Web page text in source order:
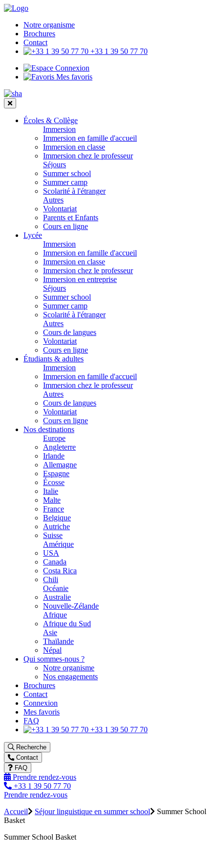
Notre organisme
Brochures
Contact
+33 1 39 50 77 70
Connexion
Mes favoris
Écoles & Collège
Immersion
Immersion en famille d'accueil
Immersion en classe
Immersion chez le professeur
Séjours
Summer school
Summer camp
Scolarité à l'étranger
Autres
Volontariat
Parents et Enfants
Cours en ligne
Lycée
Immersion
Immersion en famille d'accueil
Immersion en classe
Immersion chez le professeur
Immersion en entreprise
Séjours
Summer school
Summer camp
Scolarité à l'étranger
Autres
Cours de langues
Volontariat
Cours en ligne
Étudiants & adultes
Immersion
Immersion en famille d'accueil
Immersion chez le professeur
Autres
Cours de langues
Volontariat
Cours en ligne
Nos destinations
Europe
Angleterre
Irlande
Allemagne
Espagne
Écosse
Italie
Malte
France
Belgique
Autriche
Suisse
Amérique
USA
Canada
Costa Rica
Chili
Océanie
Australie
Nouvelle-Zélande
Afrique
Afrique du Sud
Asie
Thaïlande
Népal
Qui sommes-nous ?
Notre organisme
Nos engagements
Brochures
Contact
Connexion
Mes favoris
FAQ
+33 1 39 50 77 70
Recherche
Contact
FAQ
Prendre rendez-vous
+33 1 39 50 77 70
Prendre rendez-vous
Accueil
Séjour linguistique en summer school
Summer School
Basket
Summer School Basket